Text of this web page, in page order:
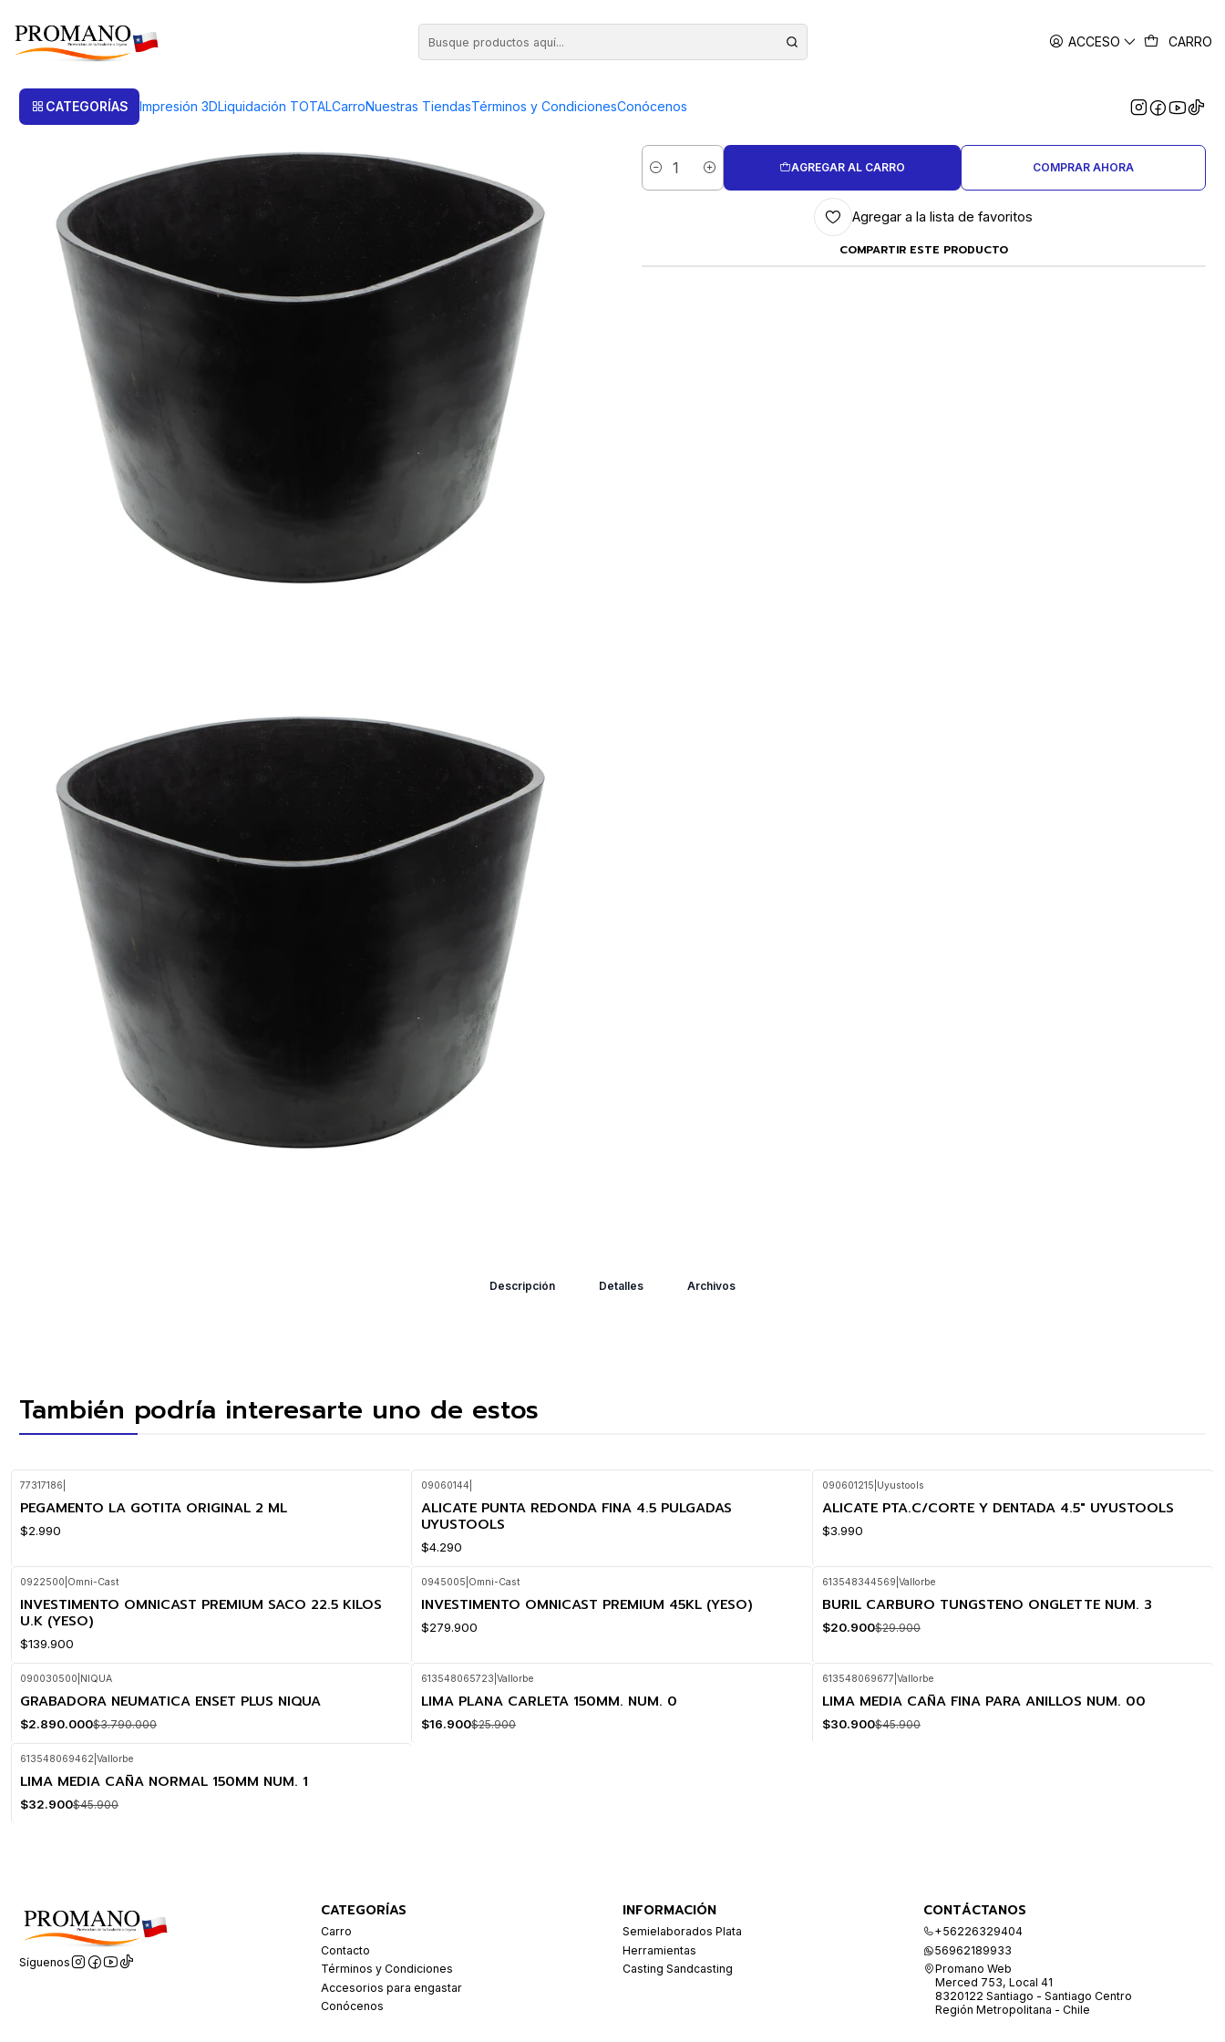
ACCESO CARRO
CATEGORÍAS Impresión 3DLiquidación TOTALCarroNuestras TiendasTérminos y CondicionesConócenosBOWL MEZCLADOR DE INVESTIMENTO 8
Cantidad
AGREGAR AL CARRO COMPRAR AHORA
Agregar a la lista de favoritos
COMPARTIR ESTE PRODUCTO
Descripción Detalles Archivos
También podría interesarte uno de estos
77317186
PEGAMENTO LA GOTITA ORIGINAL 2 ML
$2.990
09060144
ALICATE PUNTA REDONDA FINA 4.5 PULGADAS
UYUSTOOLS
$4.290
090601215 Uyustools
ALICATE PTA.C/CORTE Y DENTADA 4.5" UYUSTOOLS
$3.990
0922500 Omni-Cast
INVESTIMENTO OMNICAST PREMIUM SACO 22.5 KILOS
U.K (YESO)
$139.900
0945005 Omni-Cast
INVESTIMENTO OMNICAST PREMIUM 45KL (YESO)
$279.900
-30%
OFF
613548344569 Vallorbe
BURIL CARBURO TUNGSTENO ONGLETTE NUM. 3
$20.900$29.900
-24%
OFF
090030500 NIQUA
GRABADORA NEUMATICA ENSET PLUS NIQUA
$2.890.000$3.790.000
-35%
OFF
613548065723 Vallorbe
LIMA PLANA CARLETA 150MM. NUM. 0
$16.900$25.900
-33%
OFF
613548069677 Vallorbe
LIMA MEDIA CAÑA FINA PARA ANILLOS NUM. 00
$30.900$45.900
-28%
OFF
613548069462 Vallorbe
LIMA MEDIA CAÑA NORMAL 150MM NUM. 1
$32.900$45.900
Síguenos
CATEGORÍAS
Carro
Contacto
Términos y Condiciones
Accesorios para engastar
Conócenos
INFORMACIÓN
Semielaborados Plata
Herramientas
Casting Sandcasting
CONTÁCTANOS
+56226329404
56962189933
Promano Web
Merced 753, Local 41
8320122 Santiago - Santiago Centro
Región Metropolitana - Chile